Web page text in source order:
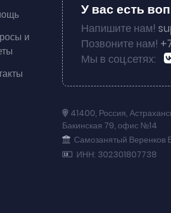
и
У вас есть
Напишите нам!
Позвоните нам!
Мы в соц.сетях:
41400, Россия,
Бакинская 79, офис №14
Самозанятый Веренков
ИНН: 302301807738